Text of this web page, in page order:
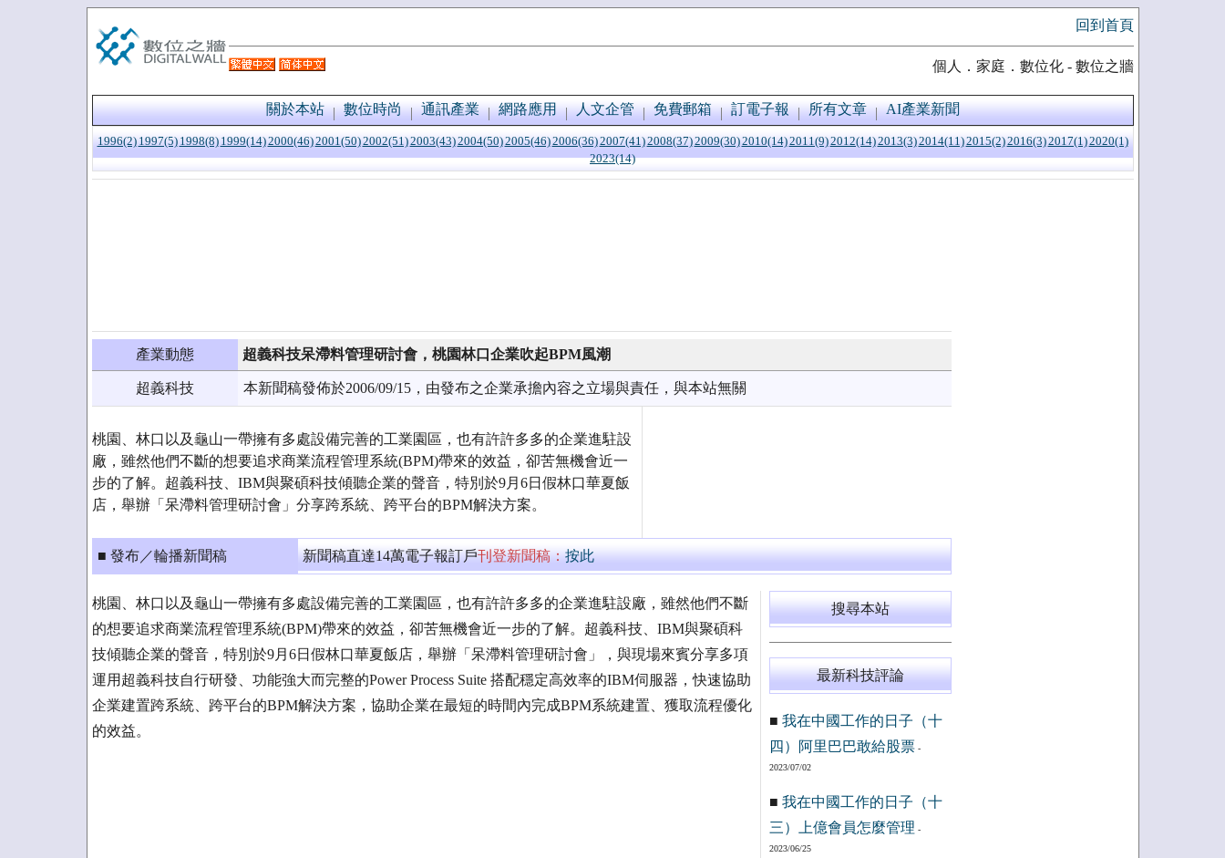
回到首頁
個人．家庭．數位化 - 數位之牆
關於本站 數位時尚 通訊產業 網路應用 人文企管 免費郵箱 訂電子報 所有文章 AI產業新聞
1996(2) 1997(5) 1998(8) 1999(14)2000(46)2001(50)2002(51)2003(43)2004(50)2005(46)2006(36)2007(41)2008(37)2009(30)2010(14)2011(9)2012(14)2013(3)2014(11)2015(2)2016(3)2017(1)2020(1)
2023(14)
產業動態 超義科技呆滯料管理研討會，桃園林口企業吹起BPM風潮
超義科技 本新聞稿發佈於2006/09/15，由發布之企業承擔內容之立場與責任，與本站無關
桃園、林口以及龜山一帶擁有多處設備完善的工業園區，也有許許多多的企業進駐設
廠，雖然他們不斷的想要追求商業流程管理系統(BPM)帶來的效益，卻苦無機會近一
步的了解。超義科技、IBM與聚碩科技傾聽企業的聲音，特別於9月6日假林口華夏飯
店，舉辦「呆滯料管理研討會」分享跨系統、跨平台的BPM解決方案。
■ 發布／輪播新聞稿 新聞稿直達14萬電子報訂戶刊登新聞稿：按此
桃園、林口以及龜山一帶擁有多處設備完善的工業園區，也有許許多多的企業進駐設廠，雖然他們不斷
的想要追求商業流程管理系統(BPM)帶來的效益，卻苦無機會近一步的了解。超義科技、IBM與聚碩科
技傾聽企業的聲音，特別於9月6日假林口華夏飯店，舉辦「呆滯料管理研討會」，與現場來賓分享多項
運用超義科技自行研發、功能強大而完整的Power Process Suite 搭配穩定高效率的IBM伺服器，快速協助
企業建置跨系統、跨平台的BPM解決方案，協助企業在最短的時間內完成BPM系統建置、獲取流程優化
的效益。
搜尋本站
最新科技評論
■ 我在中國工作的日子（十
四）阿里巴巴敢給股票-
2023/07/02
■ 我在中國工作的日子（十
三）上億會員怎麼管理 -
2023/06/25